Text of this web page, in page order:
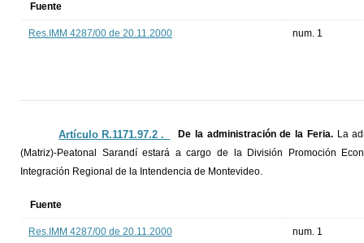
Fuente
Res.IMM 4287/00 de 20.11.2000 num. 1
Artículo R.1171.97.2 ._ De la administración de la Feria. La
(Matriz)-Peatonal Sarandí estará a cargo de la División Promoción
Integración Regional de la Intendencia de Montevideo.
Fuente
Res.IMM 4287/00 de 20.11.2000 num. 1